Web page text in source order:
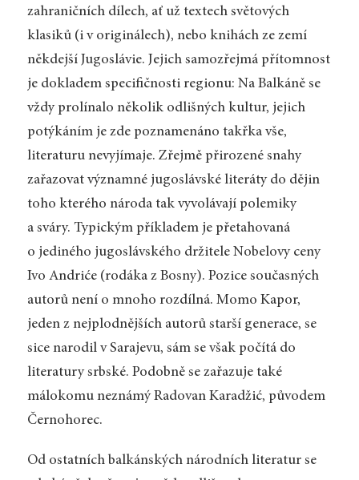
zahraničních dílech, ať už textech světových
klasiků (i v originálech), nebo knihách ze zemí
někdejší Jugoslávie. Jejich samozřejmá přítomnost
je dokladem specifičnosti regionu: Na Balkáně se
vždy prolínalo několik odlišných kultur, jejich
potýkáním je zde poznamenáno takřka vše,
literaturu nevyjímaje. Zřejmě přirozené snahy
zařazovat významné jugoslávské literáty do dějin
toho kterého národa tak vyvolávají polemiky
a sváry. Typickým příkladem je přetahovaná
o jediného jugoslávského držitele Nobelovy ceny
Ivo Andriće (rodáka z Bosny). Pozice současných
autorů není o mnoho rozdílná. Momo Kapor,
jeden z nejplodnějších autorů starší generace, se
sice narodil v Sarajevu, sám se však počítá do
literatury srbské. Podobně se zařazuje také
málokomu neznámý Radovan Karadžić, původem
Černohorec.
Od ostatních balkánských národních literatur se